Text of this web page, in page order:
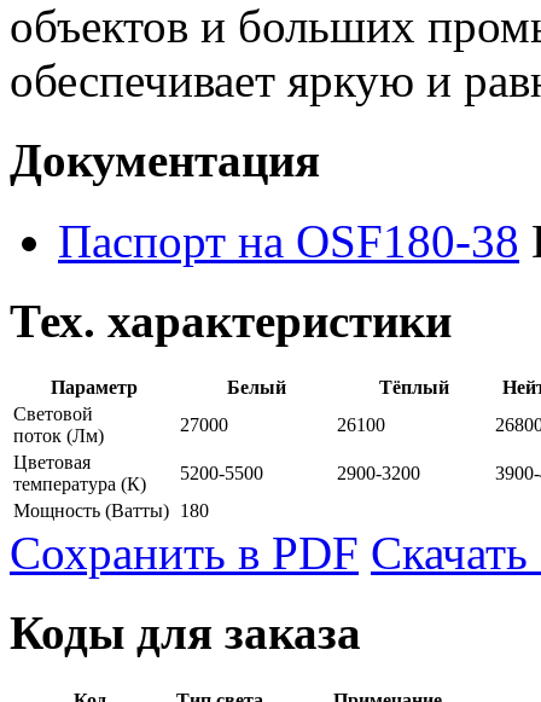
объектов и больших
обеспечивает яркую и
Документация
Паспорт на OSF180-38
Тех. характеристики
Параметр Белый Тёплый
Световой
поток (Лм)
27000 26100
Цветовая
температура (К)
5200-5500 2900-3200
Мощность (Ватты) 180
Сохранить в PDF
Коды для заказа